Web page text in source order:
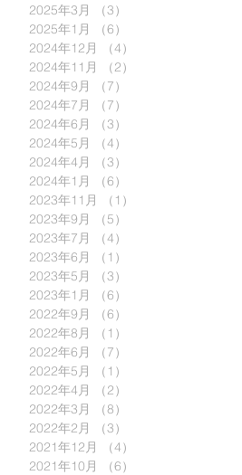
2025年3月
（3）
2025年1月
（6）
2024年12月
（4）
2024年11月
（2）
2024年9月
（7）
2024年7月
（7）
2024年6月
（3）
2024年5月
（4）
2024年4月
（3）
2024年1月
（6）
2023年11月
（1）
2023年9月
（5）
2023年7月
（4）
2023年6月
（1）
2023年5月
（3）
2023年1月
（6）
2022年9月
（6）
2022年8月
（1）
2022年6月
（7）
2022年5月
（1）
2022年4月
（2）
2022年3月
（8）
2022年2月
（3）
2021年12月
（4）
2021年10月
（6）